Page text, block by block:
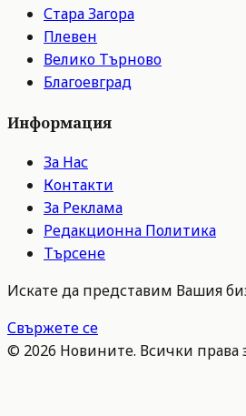
Стара Загора
Плевен
Велико Търново
Благоевград
Информация
За Нас
Контакти
За Реклама
Редакционна Политика
Търсене
Искате да представим Вашия
Свържете се
© 2026 Новините. Всички права